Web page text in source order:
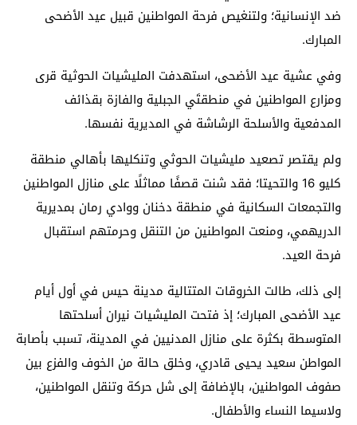
ضد الإنسانية؛ ولتنغيص فرحة المواطنين قبيل عيد الأضحى
المبارك.
وفي عشية عيد الأضحى، استهدفت المليشيات الحوثية قرى
ومزارع المواطنين في منطقتَي الجبلية والفازة بقذائف
المدفعية والأسلحة الرشاشة في المديرية نفسها.
ولم يقتصر تصعيد مليشيات الحوثي وتنكليها بأهالي منطقة
كليو 16 والتحيتا؛ فقد شنت قصفًا مماثلًا على منازل المواطنين
والتجمعات السكانية في منطقة دخنان ووادي رمان بمديرية
الدريهمي، ومنعت المواطنين من التنقل وحرمتهم استقبال
فرحة العيد.
إلى ذلك، طالت الخروقات المتتالية مدينة حيس في أول أيام
عيد الأضحى المبارك؛ إذ فتحت المليشيات نيران أسلحتها
المتوسطة بكثرة على منازل المدنيين في المدينة، تسبب بأصابة
المواطن سعيد يحيى قادري، وخلق حالة من الخوف والفزع بين
صفوف المواطنين، بالإضافة إلى شل حركة وتنقل المواطنين،
ولاسيما النساء والأطفال.